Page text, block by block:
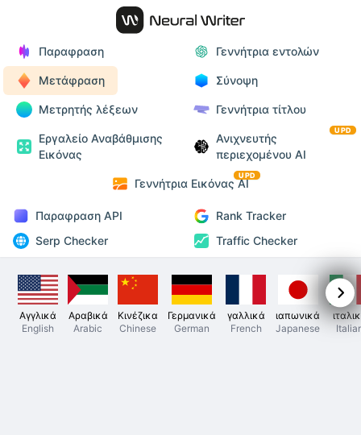
Παραφραση Γεννήτρια εντολών
Μετάφραση Σύνοψη
Μετρητής λέξεων Γεννήτρια τίτλου
Εργαλείο Αναβάθμισης
Εικόνας
Ανιχνευτής
περιεχομένου AI
UPD
Γεννήτρια Εικόνας AI
UPD
Παραφραση API
Rank Tracker
Serp Checker
Traffic Checker
Αγγλικά
English
Αραβικά
Arabic
Κινέζικα
Chinese
Γερμανικά
German
γαλλικά
French
ιαπωνικά
Japanese